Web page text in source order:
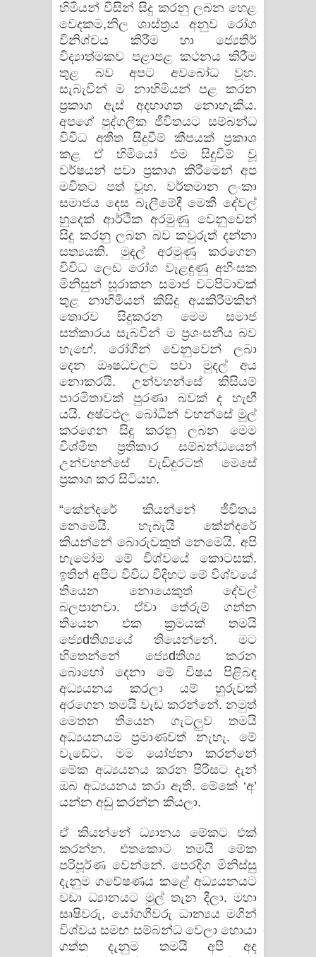
හිමියන් විසින් සිදු කරනු ලබන හෙළ
වෙදකම,නිල ශාස්‌ත්‍රය අනුව රෝග
විනිශ්චය කිරීම හා ජ්‍යෙතිර්
විද්‍යාත්මකව පළාපළ කථනය කිරීම
තුළ බව අපට අවබෝධ වූහ.
සැබැවින් ම නාහිමියන් පළ කරන
ප්‍රකාශ ඇස්‌ අදහාගත නොහැකිය.
අපගේ පුද්ගලික ජීවිතයට සම්බන්ධ
විවිධ අතීත සිදුවීම් කීපයක්‌ ප්‍රකාශ
කළ ඒ හිමියෝ එම සිදුවීම් වූ
වර්ෂයන් පවා ප්‍රකාශ කිරීමෙන් අප
මවිතට පත් වූහ. වර්තමාන ලංකා
සමාජය දෙස බැලීමේදී මෙකී දේවල්
හුදෙක්‌ ආර්ථික අරමුණු වෙනුවෙන්
සිදු කරනු ලබන බව කවුරුත් දන්නා
සත්‍යයකි. මුදල් අරමුණු කරගෙන
විවිධ ලෙඩ රෝග වැළඳුණු අහිංසක
මිනිසුන් සූරාකන සමාජ වටපිටාවක්‌
තුළ නාහිමියන් කිසිදු අයකිරීමකින්
තොරව සිදුකරන මෙම සමාජ
සත්කාරය සැබවින් ම ප්‍රශංසනීය බව
හැඟේ. රෝගීන් වෙනුවෙන් ලබා
දෙන ඖෂධවලට පවා මුදල් අය
නොකරයි. උන්වහන්සේ කිසියම්
පාරමිතාවක්‌ පුරණා බවක්‌ ද හැඟී
යයි. අෂ්ටඵල බෝධීන් වහන්සේ මුල්
කරගෙන සිදු කරනු ලබන මෙම
විශ්මිත ප්‍රතිකාර සම්බන්ධයෙන්
උන්වහන්සේ වැඩිදුරටත් මෙසේ
ප්‍රකාශ කර සිටියහ.
“කේන්දරේ කියන්නේ ජීවිතය
නෙමෙයි. හැබැයි කේන්දරේ
කියන්නේ බොරුවකුත් නෙමෙයි. අපි
හැමෝම මේ විශ්වයේ කොටසක්‌.
ඉතින් අපිට විවිධ විදිහට මේ විශ්වයේ
තියෙන නොයෙකුත් දේවල්
බලපානවා. ඒවා තේරුම් ගන්න
තියෙන එක ක්‍රමයක්‌ තමයි
ජ්‍යෙdතිශ්‍යයේ තියෙන්නේ. මට
හිතෙන්නේ ජ්‍යෙdතිශ්‍ය කරන
බොහෝ දෙනා මේ විෂය පිළිබඳ
අධ්‍යයනය කරලා යම් හුරුවක්‌
අරගෙන තමයි වැඩ කරන්නේ. නමුත්
මෙතන තියෙන ගැටලුව තමයි
අධ්‍යයනයම ප්‍රමාණවත් නැහැ. මේ
වැඩේට. මම යෝජනා කරන්නේ
මේක අධ්‍යයනය කරන පිරිසට දැන්
ඔබ අධ්‍යයනය කරා ඇති. මේකේ ‘අ’
යන්න අඩු කරන්න කියලා.
ඒ කියන්නේ ධ්‍යානය මේකට එක්‌
කරන්න. එතකොට තමයි මේක
පරිපූර්ණ වෙන්නේ. පෙරදිග මිනිස්‌සු
දැනුම ගවේෂණය කළේ අධ්‍යයනයට
වඩා ධ්‍යානයට මුල් තැන දීලා. මහා
සෘෂිවරු, යෝගගීවරු ධාන්‍යය මගින්
විශ්වය සමඟ සම්බන්ධ වෙලා හොයා
ගත්ත දැනුම තමයි අපි අද